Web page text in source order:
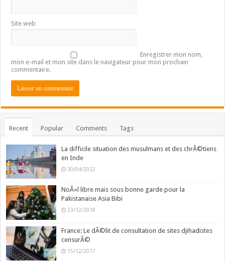
Site web
Enregistrer mon nom,
mon e-mail et mon site dans le navigateur pour mon prochain
commentaire.
Recent Popular Comments Tags
La difficile situation des musulmans et des chrÃ©tiens
en Inde
30/04/2022
NoÃ«l libre mais sous bonne garde pour la
Pakistanaise Asia Bibi
23/12/2018
France: Le dÃ©lit de consultation de sites djihadistes
censurÃ©
15/12/2017